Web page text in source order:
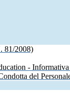
81/2008)
-
del